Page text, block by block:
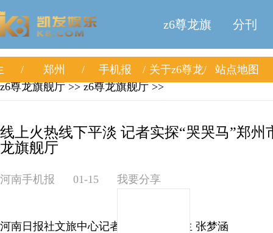
z6尊龙旗
舰厅
分刊
郑州 手机报 关于z6尊龙
站点地图
z6尊龙旗舰厅 >> z6尊龙旗舰厅 >>
线上火热线下平淡 记者实探“哭哭马”郑州
龙旗舰厅
河南手机报 01-15 我要分享
河南日报社文旅中心记者 周玉筝 实习生 张梦涵